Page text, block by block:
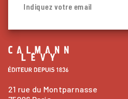
Indiquez votre email
21 rue du Montparnasse